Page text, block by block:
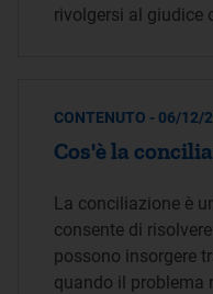
rivolgersi al giudice
CONTENUTO - 06/12/
Cos'è la
La conciliazione è
consente di
possono insorgere
quando il problema